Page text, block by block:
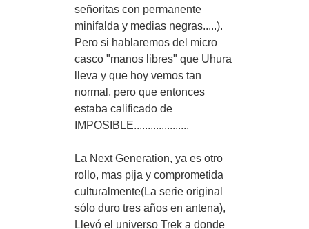
señoritas con permanente
minifalda y medias negras.....).
Pero si hablaremos del micro
casco "manos libres" que Uhura
lleva y que hoy vemos tan
normal, pero que entonces
estaba calificado de
IMPOSIBLE....................
La Next Generation, ya es otro
rollo, mas pija y comprometida
culturalmente(La serie original
sólo duro tres años en antena),
Llevó el universo Trek a donde